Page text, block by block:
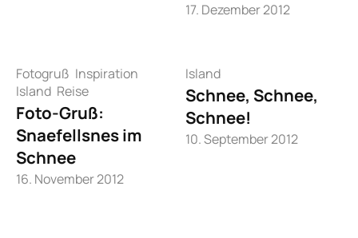
17. Dezember 2012
Fotogruß Inspiration
Island Reise
Foto-Gruß:
Snaefellsnes im
Schnee
16. November 2012
Island
Schnee, Schnee,
Schnee!
10. September 2012